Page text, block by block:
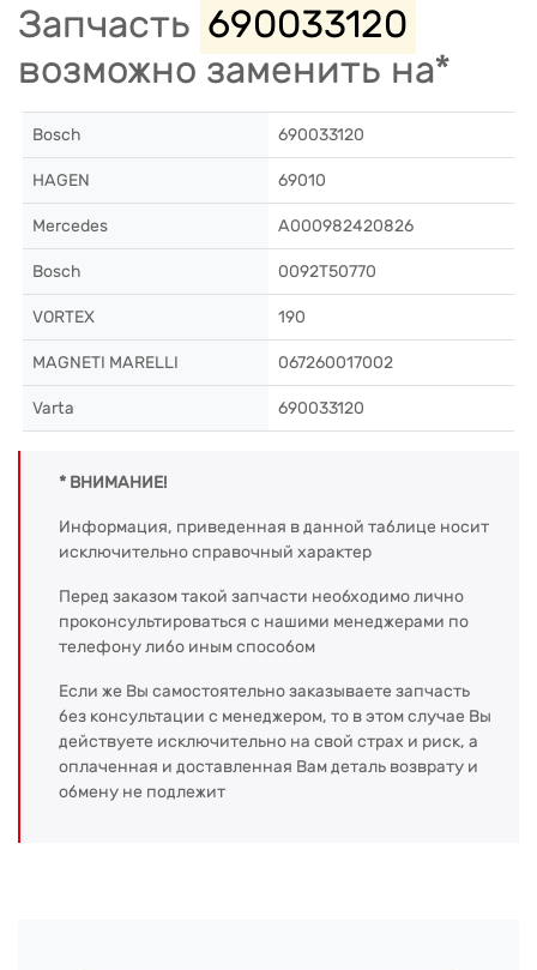
Запчасть 690033120
возможно заменить на*
Bosch 690033120
HAGEN 69010
Mercedes A000982420826
Bosch 0092T50770
VORTEX 190
MAGNETI MARELLI 067260017002
Varta 690033120
* ВНИМАНИЕ!
Информация, приведенная в данной таблице носит
исключительно справочный характер
Перед заказом такой запчасти необходимо лично
проконсультироваться с нашими менеджерами по
телефону либо иным способом
Если же Вы самостоятельно заказываете запчасть
без консультации с менеджером, то в этом случае Вы
действуете исключительно на свой страх и риск, а
оплаченная и доставленная Вам деталь возврату и
обмену не подлежит